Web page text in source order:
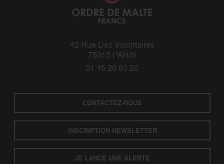
42 Rue Des Volontaires
75015 PARIS
01 45 20 80 20
CONTACTEZ-NOUS
INSCRIPTION NEWSLETTER
JE LANCE UNE ALERTE